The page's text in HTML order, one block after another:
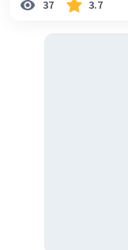
lembaga-
37 3.7